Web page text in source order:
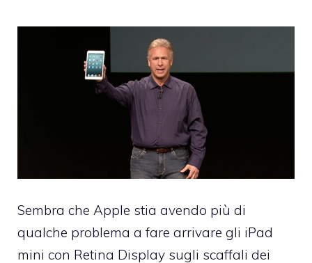
Sembra che Apple stia avendo più di
qualche problema a fare arrivare gli iPad
mini con Retina Display sugli scaffali dei